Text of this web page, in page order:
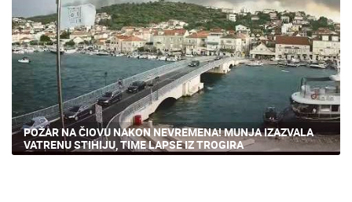
POŽAR NA ČIOVU NAKON NEVREMENA! MUNJA IZAZVALA
VATRENU STIHIJU, TIME LAPSE IZ TROGIRA